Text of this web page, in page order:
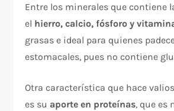
Entre los minerales que contiene
el hierro, calcio, fósforo y
grasas e ideal para quienes
estomacales, pues no contiene
Otra característica que hace
es su aporte en proteínas, que es